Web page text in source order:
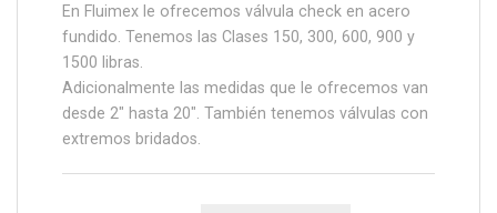
En Fluimex le ofrecemos válvula check en acero
fundido. Tenemos las Clases 150, 300, 600, 900 y
1500 libras.
Adicionalmente las medidas que le ofrecemos van
desde 2″ hasta 20″. También tenemos válvulas con
extremos bridados.